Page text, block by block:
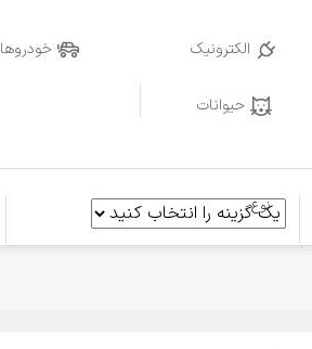
الکترونیک خودروها
حیوانات
نوع